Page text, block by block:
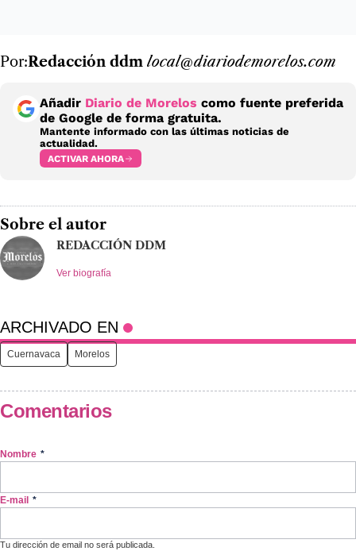
Por:Redacción ddm local@diariodemorelos.com
Añadir Diario de Morelos como fuente preferida
de Google de forma gratuita.
Mantente informado con las últimas noticias de
actualidad.
ACTIVAR AHORA
Sobre el autor
REDACCIÓN DDM
Ver biografía
ARCHIVADO EN
Cuernavaca Morelos
Comentarios
Nombre *
E-mail *
Tu dirección de email no será publicada.